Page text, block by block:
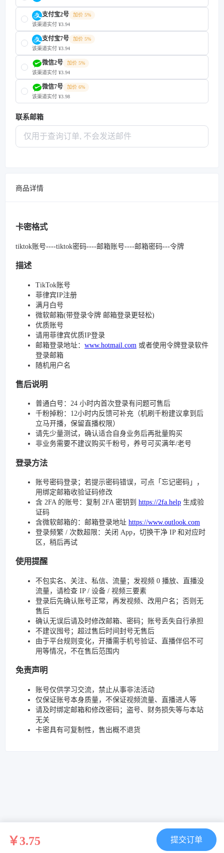
支付宝2号
加价 5%
该渠道实付 ¥3.94
支付宝7号
加价 5%
该渠道实付 ¥3.94
微信2号
加价 5%
该渠道实付 ¥3.94
微信7号
加价 6%
该渠道实付 ¥3.98
联系邮箱
商品详情
卡密格式
tiktok账号----tiktok密码----邮箱账号----邮箱密码---令牌
描述
TikTok账号
菲律宾IP注册
满月白号
微软邮箱(带登录令牌 邮箱登录更轻松)
优质账号
请用菲律宾优质IP登录
邮箱登录地址： www.hotmail.com 或者使用令牌登录软件
登录邮箱
随机用户名
售后说明
普通白号：24 小时内首次登录有问题可售后
千粉掉粉：12小时内反馈可补充（机刷千粉建议拿到后
立马开播，保留直播权限）
请先少量测试，确认适合自身业务后再批量购买
非业务需要不建议购买千粉号，养号可买满年/老号
登录方法
账号密码登录；若提示密码错误，可点「忘记密码」，
用绑定邮箱收验证码修改
含 2FA 的账号：复制 2FA 密钥到 https://2fa.help 生成验
证码
含微软邮箱的：邮箱登录地址 https://www.outlook.com
登录频繁 / 次数超限：关闭 App，切换干净 IP 和对应时
区，稍后再试
使用提醒
不包实名、关注、私信、流量；发视频 0 播放、直播没
流量，请检查 IP / 设备 / 视频三要素
登录后先确认账号正常，再发视频、改用户名；否则无
售后
确认无误后请及时修改邮箱、密码；账号丢失自行承担
不建议囤号；超过售后时间封号无售后
由于平台规则变化，开播需手机号验证、直播伴侣不可
用等情况，不在售后范围内
免责声明
账号仅供学习交流，禁止从事非法活动
仅保证账号本身质量，不保证视频流量、直播进人等
请及时绑定邮箱和修改密码；盗号、财务损失等与本站
无关
卡密具有可复制性，售出概不退货
￥3.75 提交订单